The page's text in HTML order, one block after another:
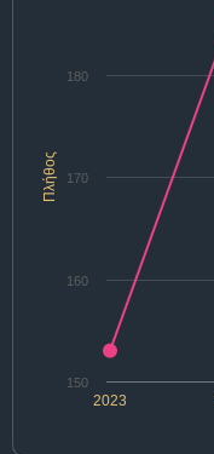
Πλήθος
2023
150
160
170
180